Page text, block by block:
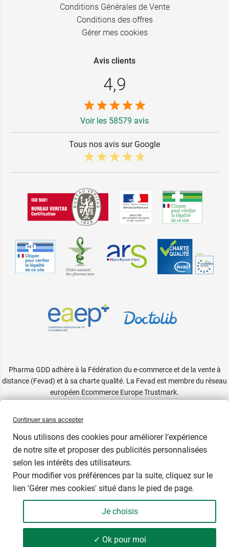
Conditions Générales de Vente
Conditions des offres
Gérer mes cookies
Avis clients
4,9
Voir les 58579 avis
Tous nos avis sur Google
Pharma GDD adhère à la Fédération du e-commerce et de la vente à
distance (Fevad) et à sa charte qualité. La Fevad est membre du réseau
européen Ecommerce Europe Trustmark.
Continuer sans accepter
Nous utilisons des cookies pour améliorer l’expérience
de notre site et proposer des publicités personnalisées
selon les intérêts des utilisateurs.
Pour modifier vos préférences par la suite, cliquez sur le
lien 'Gérer mes cookies' situé dans le pied de page.
Je choisis
✓ Ok pour moi